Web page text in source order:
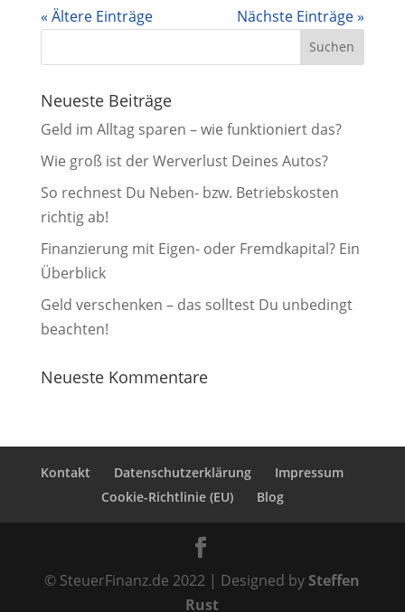
« Ältere Einträge Nächste Einträge »
Neueste Beiträge
Geld im Alltag sparen – wie funktioniert das?
Wie groß ist der Werverlust Deines Autos?
So rechnest Du Neben- bzw. Betriebskosten
richtig ab!
Finanzierung mit Eigen- oder Fremdkapital? Ein
Überblick
Geld verschenken – das solltest Du unbedingt
beachten!
Neueste Kommentare
Kontakt Datenschutzerklärung
Impressum
Cookie-Richtlinie (EU)
Blog
© SteuerFinanz.de 2022 | Designed by Steffen
Rust